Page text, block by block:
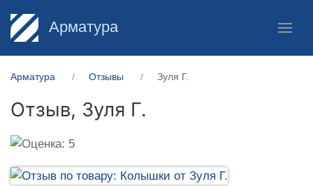
Арматура
Арматура Отзывы Зуля Г.
Отзыв, Зуля Г.